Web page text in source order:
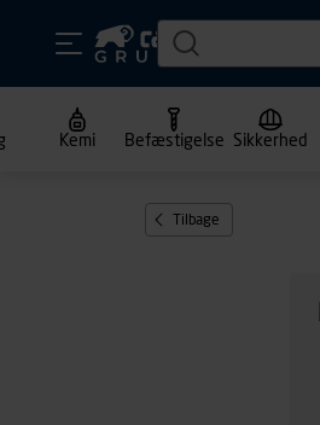
Kemi Befæstigelse Sikkerhed
Tilbage